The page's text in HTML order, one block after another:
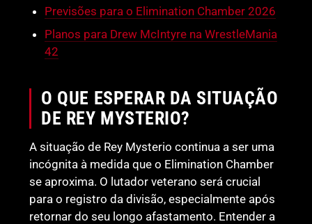
Previsões para o Elimination Chamber 2026
Planos para Drew McIntyre na WrestleMania
42
O QUE ESPERAR DA SITUAÇÃO
DE REY MYSTERIO?
A situação de Rey Mysterio continua a ser uma
incógnita à medida que o Elimination Chamber
se aproxima. O lutador veterano será crucial
para o registro da divisão, especialmente após
retornar do seu longo afastamento. Entender a